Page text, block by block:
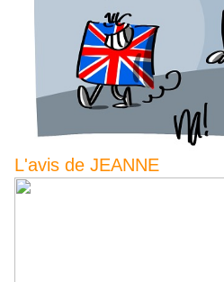
L'avis de JEANNE